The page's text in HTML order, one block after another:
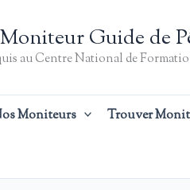
Guide de
au Centre National de
Moniteurs Trouver